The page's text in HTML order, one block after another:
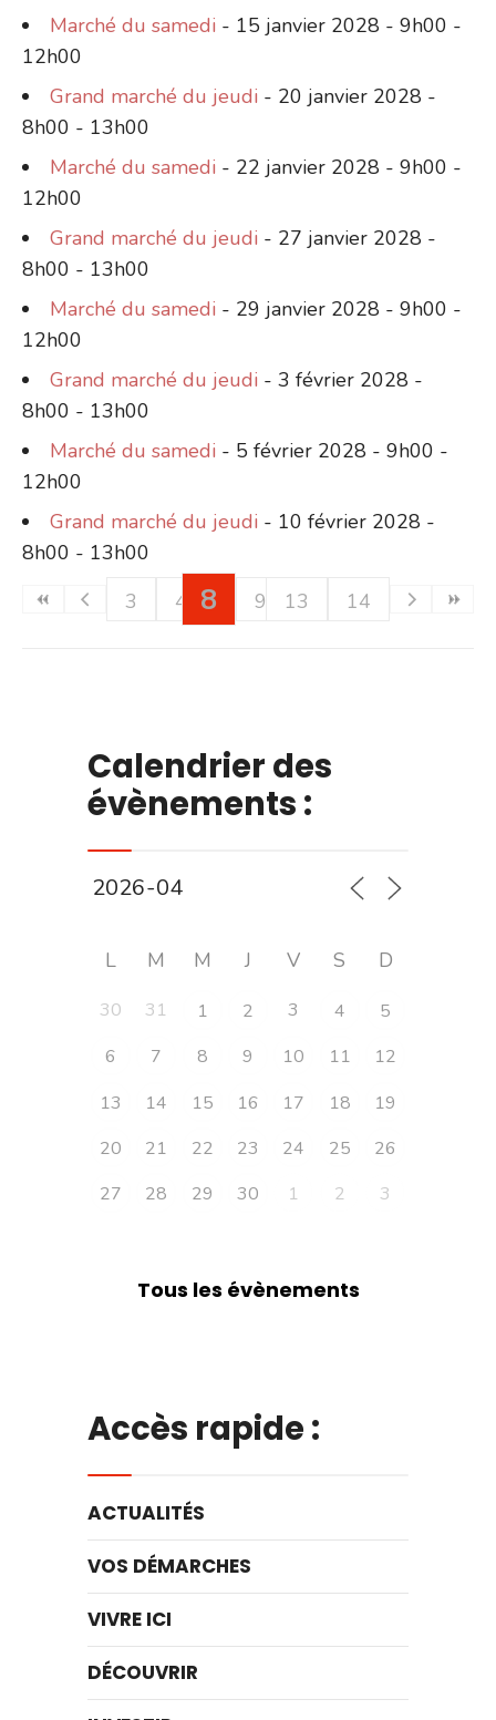
Marché du samedi - 15 janvier 2028 - 9h00 -
12h00
Grand marché du jeudi - 20 janvier 2028 -
8h00 - 13h00
Marché du samedi - 22 janvier 2028 - 9h00 -
12h00
Grand marché du jeudi - 27 janvier 2028 -
8h00 - 13h00
Marché du samedi - 29 janvier 2028 - 9h00 -
12h00
Grand marché du jeudi - 3 février 2028 -
8h00 - 13h00
Marché du samedi - 5 février 2028 - 9h00 -
12h00
Grand marché du jeudi - 10 février 2028 -
8h00 - 13h00
3
4 6 7
8 9 10 11
13 14
Calendrier des
évènements :
L M M J V S D
30 31 1 2 3 4
5
6
7 8 9 10 11
12
13
14 15 16 17 18
19
20
21 22 23 24 25
26
27
28 29 30 1 2 3
Tous les évènements
Accès rapide :
ACTUALITÉS
VOS DÉMARCHES
VIVRE ICI
DÉCOUVRIR